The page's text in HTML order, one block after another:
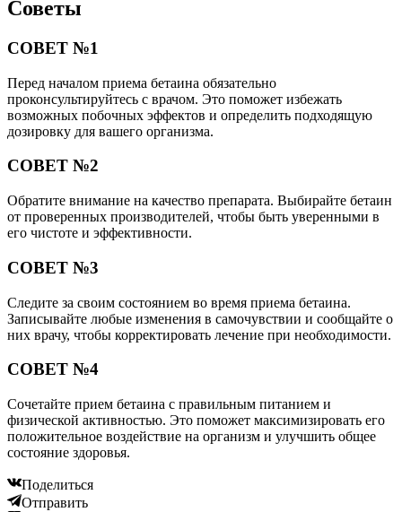
Советы
СОВЕТ №1
Перед началом приема бетаина обязательно
проконсультируйтесь с врачом. Это поможет избежать
возможных побочных эффектов и определить подходящую
дозировку для вашего организма.
СОВЕТ №2
Обратите внимание на качество препарата. Выбирайте бетаин
от проверенных производителей, чтобы быть уверенными в
его чистоте и эффективности.
СОВЕТ №3
Следите за своим состоянием во время приема бетаина.
Записывайте любые изменения в самочувствии и сообщайте о
них врачу, чтобы корректировать лечение при необходимости.
СОВЕТ №4
Сочетайте прием бетаина с правильным питанием и
физической активностью. Это поможет максимизировать его
положительное воздействие на организм и улучшить общее
состояние здоровья.
Поделиться
Отправить